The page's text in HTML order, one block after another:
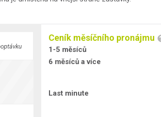
Ceník měsíčního pronájmu
1-5 měsíců
6 měsíců a více
Last minute